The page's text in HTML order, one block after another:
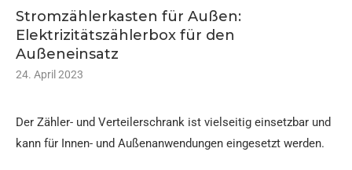
Stromzählerkasten für Außen:
Elektrizitätszählerbox für den
Außeneinsatz
24. April 2023
Der Zähler- und Verteilerschrank ist vielseitig einsetzbar und
kann für Innen- und Außenanwendungen eingesetzt werden.